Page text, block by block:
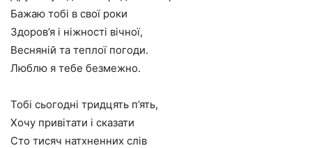
Бажаю тобі в свої роки
Здоров’я і ніжності вічної,
Весняній та теплої погоди.
Люблю я тебе безмежно.
Тобі сьогодні тридцять п’ять,
Хочу привітати і сказати
Сто тисяч натхненних слів